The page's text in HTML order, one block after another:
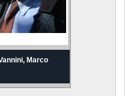
Marco